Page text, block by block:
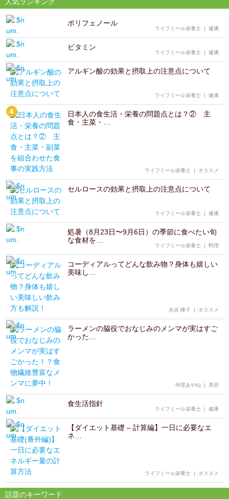
ポリフェノール
ライフミール栄養士 | 健康
ビタミン
ライフミール栄養士 | 健康
アルギン酸の効果と摂取上の注意点について
ライフミール栄養士 | 健康
日本人の食生活・栄養の問題点とは？② 主
食・主菜・…
ライフミール栄養士 | オススメ
セルロースの効果と摂取上の注意点について
ライフミール栄養士 | 健康
処暑（8月23日〜9月6日）の季節に食べたい旬
な食材を…
ライフミール栄養士 | 料理
コーディアルってどんな飲み物？身体も嬉しい
美味し…
永吉 峰子 | オススメ
ラーメンの脇役でおなじみのメンマが実はすご
かった…
仲里あやね | 美容
食生活指針
ライフミール栄養士 | 健康
【ダイエット基礎 – 計算編】一日に必要なエ
ネ…
ライフミール栄養士 | オススメ
話題のキーワード